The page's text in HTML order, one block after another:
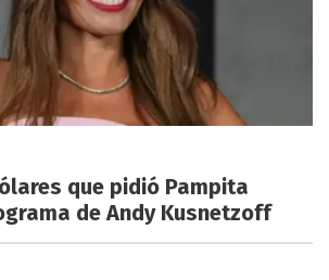
que pidió Pampita
de Andy Kusnetzoff